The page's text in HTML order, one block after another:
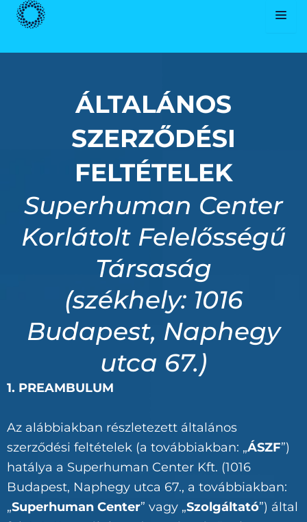
Skip
ÁLTALÁNOS
SZERZŐDÉSI
FELTÉTELEK
Superhuman Center
Korlátolt Felelősségű
Társaság
(székhely: 1016
Budapest, Naphegy
utca 67.)
1. PREAMBULUM
Az alábbiakban részletezett általános
szerződési feltételek (a továbbiakban: „ÁSZF”)
hatálya a Superhuman Center Kft. (1016
Budapest, Naphegy utca 67., a továbbiakban:
„Superhuman Center” vagy „Szolgáltató”) által